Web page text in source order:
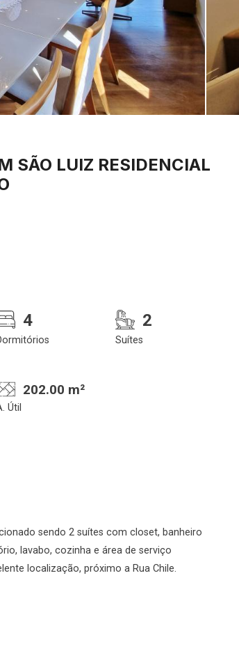
SÃO LUIZ RESIDENCIAL
4 2
Suítes
202.00 m²
Útil
sendo 2 suítes com closet, banheiro
lavabo, cozinha e área de serviço
localização, próximo a Rua Chile.
2026